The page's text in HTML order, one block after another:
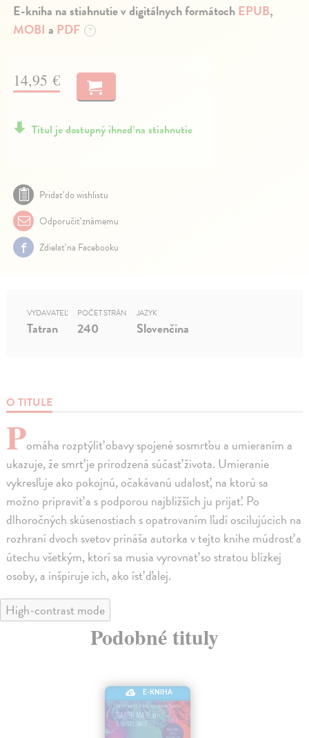
E-kniha na stiahnutie v digitálnych formátochEPUB,
MOBI a PDF ?
14,95 €
Titul je dostupný ihneď na stiahnutie
Pridať do wishlistu
Odporučiť známemu
Zdielať na Facebooku
O TITULE
Pomáha rozptýliť obavy spojené sosmrťou a umieraním a
ukazuje, že smrť je prirodzená súčasť života. Umieranie
vykresľuje ako pokojnú, očakávanú udalosť, na ktorú sa
možno pripraviť a s podporou najbližších ju prijať. Po
dlhoročných skúsenostiach s opatrovaním ľudí oscilujúcich na
rozhraní dvoch svetov prináša autorka v tejto knihe múdrosť a
útechu všetkým, ktorí sa musia vyrovnať so stratou blízkej
osoby, a inšpiruje ich, ako ísť ďalej.
VYDAVATEĽ
Tatran
POČET STRÁN
240
JAZYK
Slovenčina
High-contrast mode
Podobné tituly
E-KNIHA